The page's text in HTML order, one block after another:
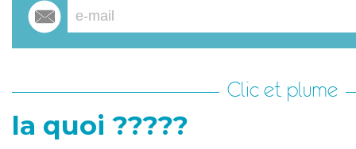
Clic et plume
la quoi ?????